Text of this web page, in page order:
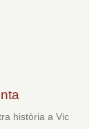
història a Vic